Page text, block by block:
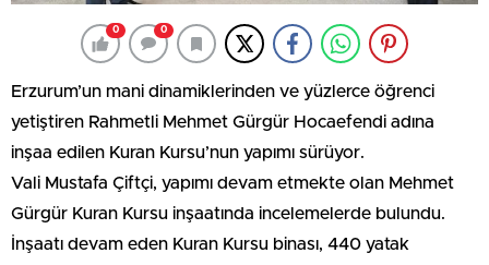
0 0
Erzurum’un mani dinamiklerinden ve yüzlerce öğrenci
yetiştiren Rahmetli Mehmet Gürgür Hocaefendi adına
inşaa edilen Kuran Kursu’nun yapımı sürüyor.
Vali Mustafa Çiftçi, yapımı devam etmekte olan Mehmet
Gürgür Kuran Kursu inşaatında incelemelerde bulundu.
İnşaatı devam eden Kuran Kursu binası, 440 yatak